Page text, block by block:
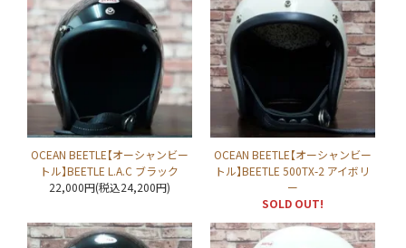
OCEAN BEETLE【オーシャンビー
トル】BEETLE L.A.C ブラック
22,000円(税込24,200円)
OCEAN BEETLE【オーシャンビー
トル】BEETLE 500TX-2 アイボリ
ー
SOLD OUT!